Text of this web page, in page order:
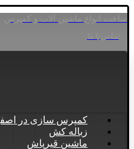
ساخت انواع ماشین آلات و کمپرس
کمپرس سازی در
زباله کش
ماشین قیرپاش